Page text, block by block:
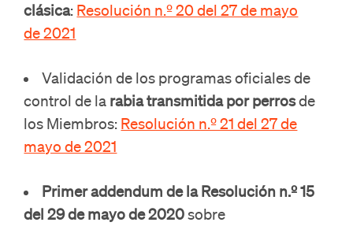
clásica: Resolución n.º 20 del 27 de mayo
de 2021
Validación de los programas oficiales de
control de la rabia transmitida por perrosde
los Miembros: Resolución n.º 21 del 27 de
mayo de 2021
Primer addendum de la Resolución n.º 15
del 29 de mayo de 2020sobre